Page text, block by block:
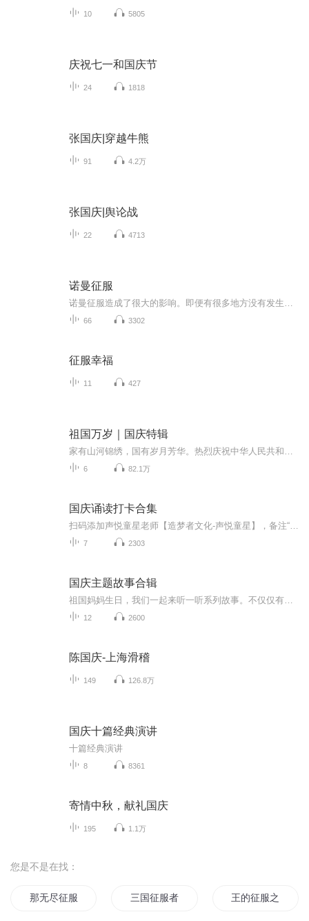
10 5805
庆祝七一和国庆节
24 1818
张国庆|穿越牛熊
91 4.2万
张国庆|舆论战
22 4713
诺曼征服
66 3302
征服幸福
11 427
祖国万岁｜国庆特辑
6 82.1万
国庆诵读打卡合集
7 2303
国庆主题故事合辑
12 2600
陈国庆-上海滑稽
149 126.8万
国庆十篇经典演讲
十篇经典演讲
8 8361
寄情中秋，献礼国庆
195 1.1万
您是不是在找：
那无尽征服 三国征服者 王的征服之路